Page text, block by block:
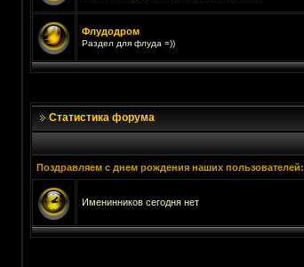
Флудодром
Раздел для флуда =))
Статистика форума
Поздравляем с днем рождения наших пользователей:
Именинников сегодня нет